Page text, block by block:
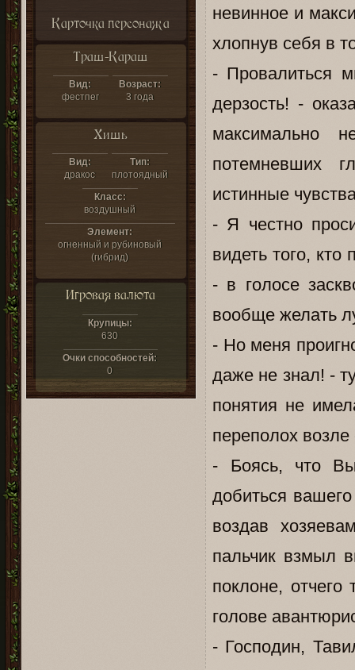
Карточка персонажа
Траш-Караш
Вид:
фестпег
Возраст:
3 года
Хишь
Вид:
дракос
Тип:
плотоядный
Класс:
воздушный
Элемент:
огненный и рубиновый
(гибрид)
Игровая валюта
Крупицы:
630
Очки способностей:
0
невинное и
хлопнув себя в
- Провалиться
дерзость! -
максимально
потемневших
истинные
- Я честно
видеть того,
- в голосе
вообще желать
- Но меня
даже не знал! -
понятия не
переполох
- Боясь, что Вы
добиться
воздав
пальчик взмыл
поклоне, отчего
голове
- Господин,